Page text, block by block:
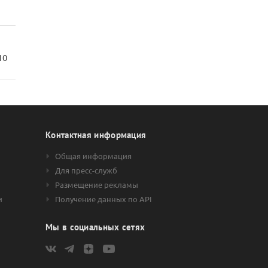
Контактная информация
Общая информация
Для пресс-служб
Размещение рекламы
Получение данных по API
Мы в социальных сетях